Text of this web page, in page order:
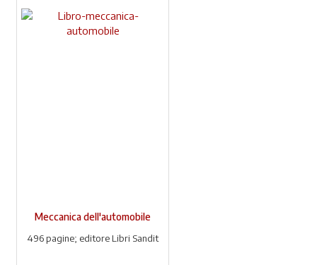
Meccanica dell'automobile
496 pagine; editore Libri Sandit